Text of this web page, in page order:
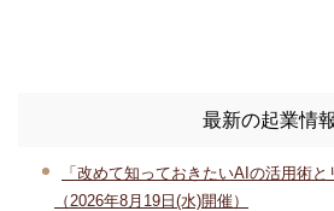
最新の起業情報
「改めて知っておきたいAIの活用術
（2026年8月19日(水)開催）